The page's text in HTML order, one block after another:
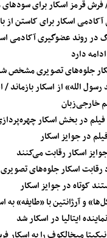
قرمز اسکار برای سودهای
اسکار برای کاستن از
در روند عضوگیری آکادمی
دارد
الله» از اسکار بازماند
خارجی‌زبان
در بخش اسکار
و آرژانتین با «طایفه» به
ایتالیا در اسکار شد